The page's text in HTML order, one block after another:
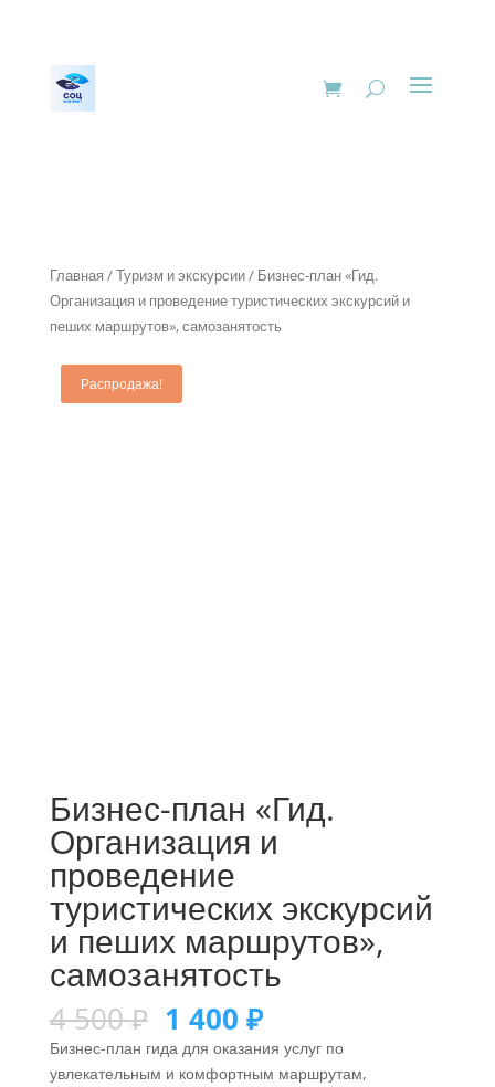
Главная /Туризм и экскурсии/ Бизнес-план «Гид.
Организация и проведение туристических экскурсий и
пеших маршрутов», самозанятость
Распродажа!
Бизнес-план «Гид.
Организация и
проведение
туристических экскурсий
и пеших маршрутов»,
самозанятость
4 500₽ 1 400 ₽
Бизнес-план гида для оказания услуг по
увлекательным и комфортным маршрутам,